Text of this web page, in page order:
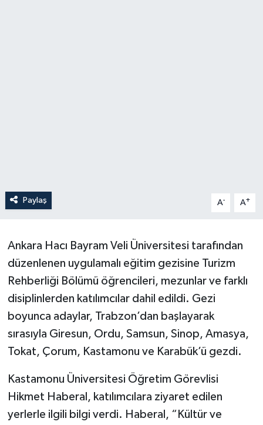
Paylaş A- A+
Ankara Hacı Bayram Veli Üniversitesi tarafından
düzenlenen uygulamalı eğitim gezisine Turizm
Rehberliği Bölümü öğrencileri, mezunlar ve farklı
disiplinlerden katılımcılar dahil edildi. Gezi
boyunca adaylar, Trabzon’dan başlayarak
sırasıyla Giresun, Ordu, Samsun, Sinop, Amasya,
Tokat, Çorum, Kastamonu ve Karabük’ü gezdi.
Kastamonu Üniversitesi Öğretim Görevlisi
Hikmet Haberal, katılımcılara ziyaret edilen
yerlerle ilgili bilgi verdi. Haberal, “Kültür ve